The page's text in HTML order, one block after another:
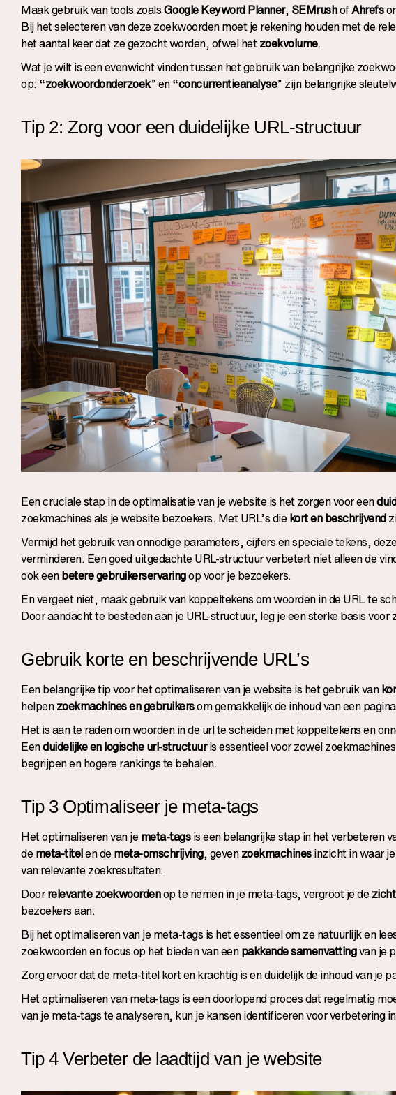
Maak gebruik van tools zoalsGoogle Keyword Planner, SEMrushofAhrefs
Bij het selecteren van deze zoekwoorden moet je rekening houden met de
het aantal keer dat ze gezocht worden, ofwel hetzoekvolume.
Wat je wilt is een evenwicht vinden tussen het gebruik van belangrijke
op: “zoekwoordonderzoek” en “concurrentieanalyse” zijn belangrijke
Tip 2: Zorg voor een duidelijke URL-structuur
Een cruciale stap in de optimalisatie van je website is het zorgen voor een
zoekmachines als je website bezoekers. Met URL’s diekort en beschrijvend
Vermijd het gebruik van onnodige parameters, cijfers en speciale tekens,
verminderen. Een goed uitgedachte URL-structuur verbetert niet alleen de
ook eenbetere gebruikerservaringop voor je bezoekers.
En vergeet niet, maak gebruik van koppeltekens om woorden in de URL te
Door aandacht te besteden aan je URL-structuur, leg je een sterke basis
Gebruik korte en beschrijvende URL’s
Een belangrijke tip voor het optimaliseren van je website is het gebruik van
helpenzoekmachines en gebruikersom gemakkelijk de inhoud van een
Het is aan te raden om woorden in de url te scheiden met koppeltekens en
Eenduidelijke en logische url-structuuris essentieel voor zowel
begrijpen en hogere rankings te behalen.
Tip 3 Optimaliseer je meta-tags
Het optimaliseren van jemeta-tagsis een belangrijke stap in het verbeteren
demeta-titelen demeta-omschrijving, gevenzoekmachinesinzicht in waar
van relevante zoekresultaten.
Doorrelevante zoekwoordenop te nemen in je meta-tags, vergroot je de
bezoekers aan.
Bij het optimaliseren van je meta-tags is het essentieel om ze natuurlijk en
zoekwoorden en focus op het bieden van eenpakkende samenvattingvan je
Zorg ervoor dat de meta-titel kort en krachtig is en duidelijk de inhoud van je
Het optimaliseren van meta-tags is een doorlopend proces dat regelmatig
van je meta-tags te analyseren, kun je kansen identificeren voor verbetering
Tip 4 Verbeter de laadtijd van je website